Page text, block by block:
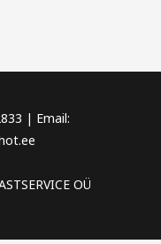
| Email:
OÜ